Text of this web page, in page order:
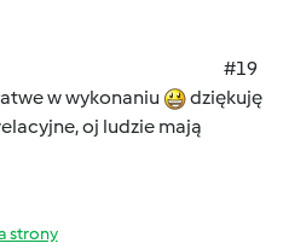
#19
w wykonaniu
dziękuję
oj ludzie mają
strony